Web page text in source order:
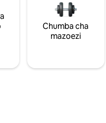
Chumba cha
mazoezi